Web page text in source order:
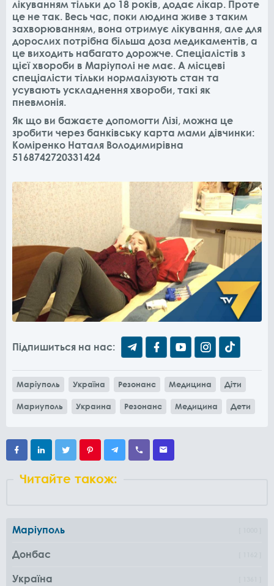
лікуванням тільки до 18 років, додає лікар. Проте
це не так. Весь час, поки людина живе з таким
захворюванням, вона отримує лікування, але для
дорослих потрібна більша доза медикаментів, а
це виходить набагато дорожче. Спеціалістів з
цієї хвороби в Маріуполі не має. А місцеві
спеціалісти тільки нормалізують стан та
усувають ускладнення хвороби, такі як
пневмонія.
Як що ви бажаєте допомогти Лізі, можна це
зробити через банківську карта мами дівчинки:
Коміренко Наталя Володимирівна
5168742720331424
Підпишиться на нас:
Маріуполь Україна Резонанс Медицина Діти
Мариуполь Украина Резонанс Медицина Дети
Читайте також:
Маріуполь
Донбас
Україна